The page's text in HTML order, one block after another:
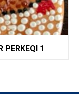
PERKEQI 1